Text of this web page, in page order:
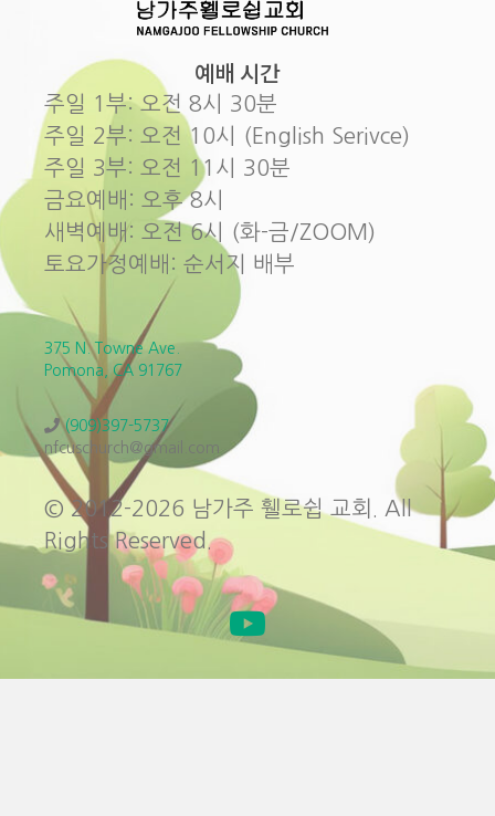
예배 시간
주일 1부: 오전 8시 30분
주일 2부: 오전 10시 (English Serivce)
주일 3부: 오전 11시 30분
금요예배: 오후 8시
새벽예배: 오전 6시 (화-금/ZOOM)
토요가정예배: 순서지 배부
375 N. Towne Ave.
Pomona, CA 91767
(909)397-5737
nfcuschurch@gmail.com
© 2012-2026 남가주 휄로쉽 교회. All
Rights Reserved.